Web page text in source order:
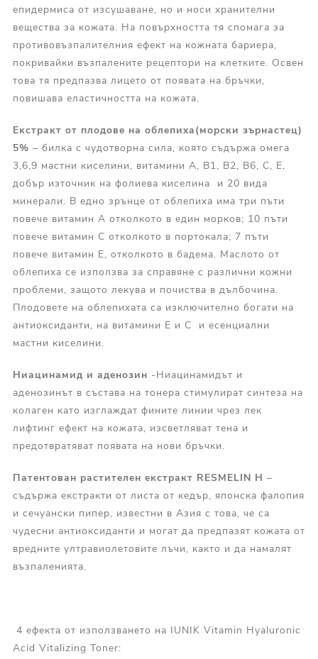
епидермиса от изсушаване, но и носи хранителни
вещества за кожата. На повърхността тя спомага за
противовъзпалителния ефект на кожната бариера,
покривайки възпалените рецептори на клетките. Освен
това тя предпазва лицето от появата на бръчки,
повишава еластичността на кожата.
Екстракт от плодове на облепиха(морски зърнастец)
5% – билка с чудотворна сила, която съдържа омега
3,6,9 мастни киселини, витамини А, В1, В2, В6, С, Е,
добър източник на фолиева киселина и 20 вида
минерали. В едно зрънце от облепиха има три пъти
повече витамин А отколкото в един морков; 10 пъти
повече витамин С отколкото в портокала; 7 пъти
повече витамин Е, отколкото в бадема. Маслото от
облепиха се използва за справяне с различни кожни
проблеми, защото лекува и почиства в дълбочина.
Плодовете на облепихата са изключително богати на
антиоксиданти, на витамини Е и С и есенциални
мастни киселини.
Ниацинамид и аденозин -Ниацинамидът и
аденозинът в състава на тонера стимулират синтеза на
колаген като изглаждат фините линии чрез лек
лифтинг ефект на кожата, изсветляват тена и
предотвратяват появата на нови бръчки.
Патентован растителен екстракт RESMELIN H –
съдържа екстракти от листа от кедър, японска фалопия
и сечуански пипер, известни в Азия с това, че са
чудесни антиоксиданти и могат да предпазят кожата от
вредните ултравиолетовите лъчи, както и да намалят
възпаленията.
4 ефекта от използването на IUNIK Vitamin Hyaluronic
Acid Vitalizing Toner: